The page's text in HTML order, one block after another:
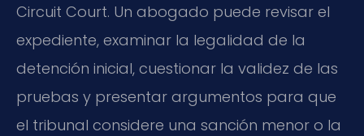
Circuit Court. Un abogado puede revisar el
expediente, examinar la legalidad de la
detención inicial, cuestionar la validez de las
pruebas y presentar argumentos para que
el tribunal considere una sanción menor o la